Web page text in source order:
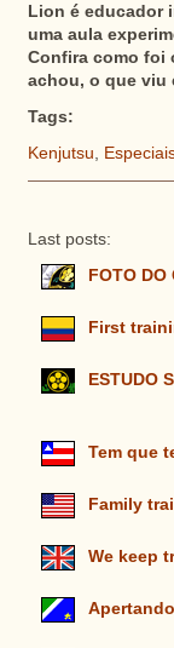
Lion é educador
uma aula
Confira como foi
achou, o que viu
Tags:
Kenjutsu
Last posts:
FOTO DO
First
ESTUDO
Tem que
Family
We keep